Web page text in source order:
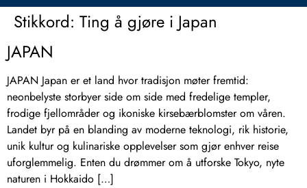
Stikkord: Ting å gjøre i Japan
JAPAN
JAPAN Japan er et land hvor tradisjon møter fremtid:
neonbelyste storbyer side om side med fredelige templer,
frodige fjellområder og ikoniske kirsebærblomster om våren.
Landet byr på en blanding av moderne teknologi, rik historie,
unik kultur og kulinariske opplevelser som gjør enhver reise
uforglemmelig. Enten du drømmer om å utforske Tokyo, nyte
naturen i Hokkaido […]